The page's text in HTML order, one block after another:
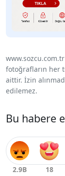
fotoğrafların her
aittir. İzin
edilemez.
Bu habere